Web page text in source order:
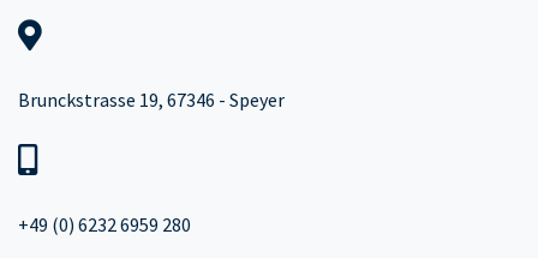
Brunckstrasse 19, 67346 - Speyer
+49 (0) 6232 6959 280